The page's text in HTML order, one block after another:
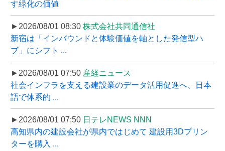
す緑化の価値
►2026/08/01 08:30 株式会社共同通信社
新宿は「インバウンドと体験価値を軸とした発信型ハ
ブ」にシフト ...
►2026/08/01 07:50 産経ニュース
社会インフラを支える建設業のデータ活用促進へ、日本
語で体系的 ...
►2026/08/01 07:50 日テレNEWS NNN
高知県内の建設会社が県内ではじめて 建設用3Dプリン
ターを購入 ...